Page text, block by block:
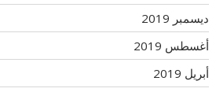
ديسمبر 2019
أغسطس 2019
أبريل 2019